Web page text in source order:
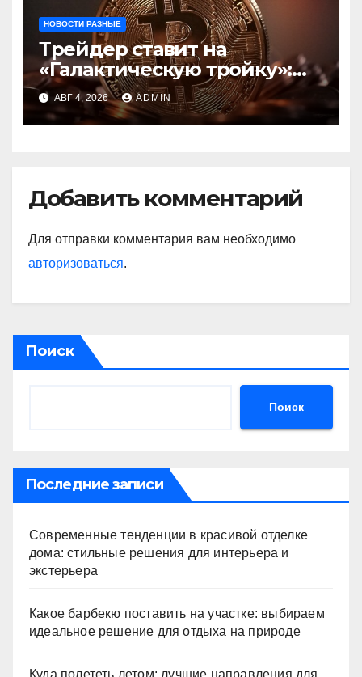
НОВОСТИ РАЗНЫЕ
Трейдер ставит на
«Галактическую тройку»:
Circle, Coinbase и ETH
АВГ 4, 2026 ADMIN
Добавить комментарий
Для отправки комментария вам необходимо
авторизоваться.
Поиск
Поиск
Последние записи
Современные тенденции в красивой отделке
дома: стильные решения для интерьера и
экстерьера
Какое барбекю поставить на участке: выбираем
идеальное решение для отдыха на природе
Куда полететь летом: лучшие направления для